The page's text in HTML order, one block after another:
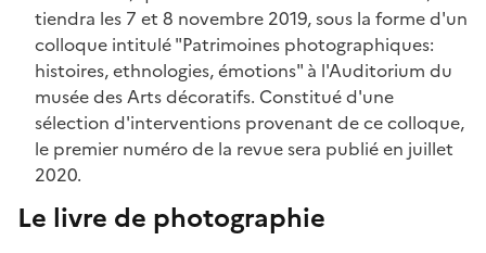
tiendra les 7 et 8 novembre 2019, sous la forme d'un
colloque intitulé "Patrimoines photographiques:
histoires, ethnologies, émotions" à l'Auditorium du
musée des Arts décoratifs. Constitué d'une
sélection d'interventions provenant de ce colloque,
le premier numéro de la revue sera publié en juillet
2020.
Le livre de photographie